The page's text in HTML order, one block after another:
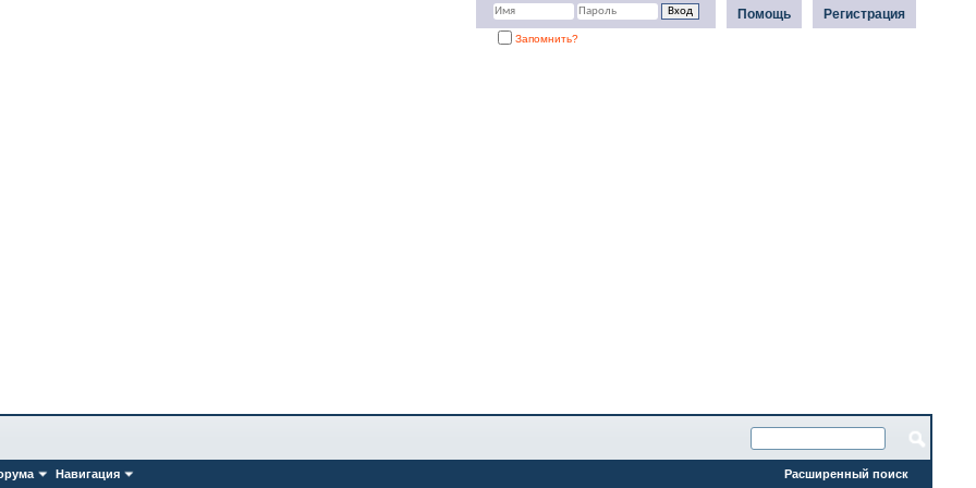
Регистрация
Помощь
Запомнить?
Навигация Расширенный поиск